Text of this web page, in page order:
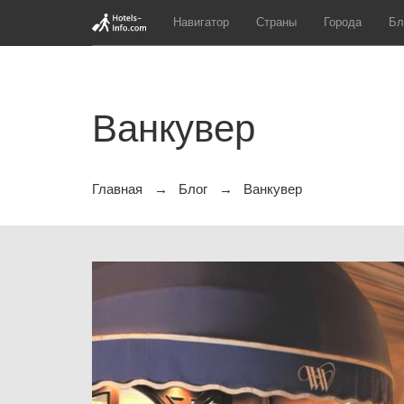
Навигатор Страны Города
Ванкувер
Главная Блог Ванкувер